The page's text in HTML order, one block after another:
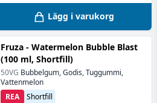
Lägg i varukorg
Fruza - Watermelon Bubble Blast
(100 ml, Shortfill)
50VG Bubbelgum, Godis, Tuggummi,
Vattenmelon
Shortfill
REA